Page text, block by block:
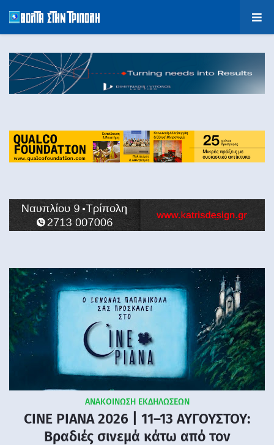
ΑΝΑΚΟΙΝΩΣΗ ΕΚΔΗΛΩΣΕΩΝ
CINE PIANA 2026 | 11–13 ΑΥΓΟΥΣΤΟΥ:
Βραδιές σινεμά κάτω από τον